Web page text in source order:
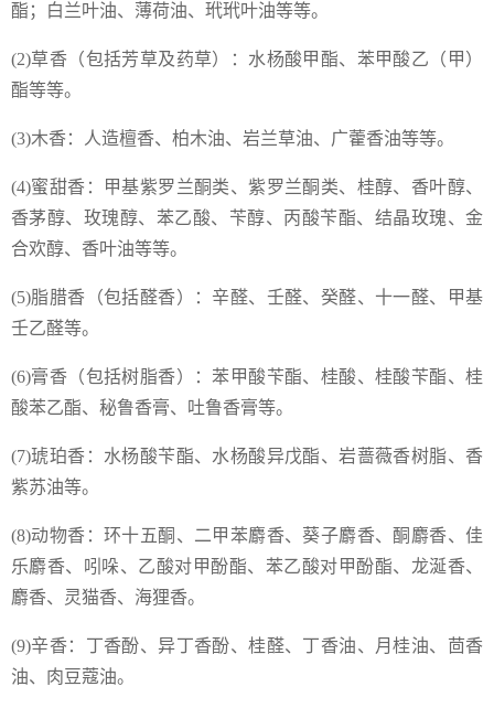
酯；白兰叶油、薄荷油、玳玳叶油等等。
(2)草香（包括芳草及药草）：水杨酸甲酯、苯甲酸乙（甲）
酯等等。
(3)木香：人造檀香、柏木油、岩兰草油、广藿香油等等。
(4)蜜甜香：甲基紫罗兰酮类、紫罗兰酮类、桂醇、香叶醇、
香茅醇、玫瑰醇、苯乙酸、苄醇、丙酸苄酯、结晶玫瑰、金
合欢醇、香叶油等等。
(5)脂腊香（包括醛香）：辛醛、壬醛、癸醛、十一醛、甲基
壬乙醛等。
(6)膏香（包括树脂香）：苯甲酸苄酯、桂酸、桂酸苄酯、桂
酸苯乙酯、秘鲁香膏、吐鲁香膏等。
(7)琥珀香：水杨酸苄酯、水杨酸异戊酯、岩蔷薇香树脂、香
紫苏油等。
(8)动物香：环十五酮、二甲苯麝香、葵子麝香、酮麝香、佳
乐麝香、吲哚、乙酸对甲酚酯、苯乙酸对甲酚酯、龙涎香、
麝香、灵猫香、海狸香。
(9)辛香：丁香酚、异丁香酚、桂醛、丁香油、月桂油、茴香
油、肉豆蔻油。